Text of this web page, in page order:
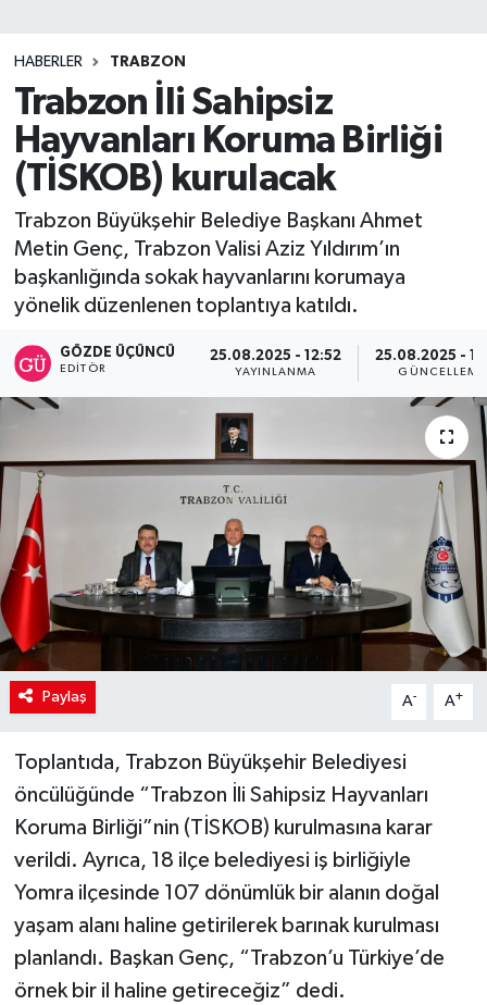
HABERLER TRABZON
Trabzon İli Sahipsiz
Hayvanları Koruma Birliği
(TİSKOB) kurulacak
Trabzon Büyükşehir Belediye Başkanı Ahmet
Metin Genç, Trabzon Valisi Aziz Yıldırım’ın
başkanlığında sokak hayvanlarını korumaya
yönelik düzenlenen toplantıya katıldı.
GÖZDE ÜÇÜNCÜ
EDITÖR
25.08.2025 - 12:52
YAYINLANMA
25.08.2025 -
GÜNCELLEME
Paylaş A- A+
Toplantıda, Trabzon Büyükşehir Belediyesi
öncülüğünde “Trabzon İli Sahipsiz Hayvanları
Koruma Birliği”nin (TİSKOB) kurulmasına karar
verildi. Ayrıca, 18 ilçe belediyesi iş birliğiyle
Yomra ilçesinde 107 dönümlük bir alanın doğal
yaşam alanı haline getirilerek barınak kurulması
planlandı. Başkan Genç, “Trabzon’u Türkiye’de
örnek bir il haline getireceğiz” dedi.
Teknoloji
TRABZON
Yaşam